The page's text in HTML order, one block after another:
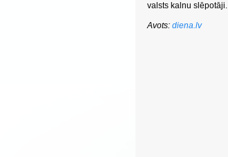
valsts kalnu slēpotāji.
Avots: diena.lv